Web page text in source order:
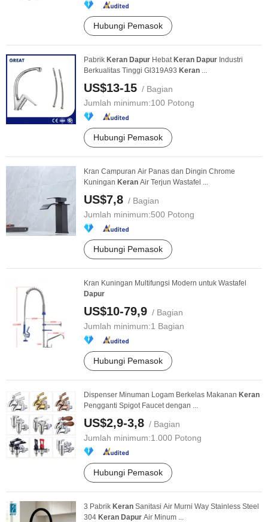
Hubungi Pemasok
Pabrik Keran Dapur Hebat Keran Dapur Industri
Berkualitas Tinggi Gl319A93 Keran ...
US$13-15 / Bagian
Jumlah minimum:100 Potong
Hubungi Pemasok
Kran Campuran Air Panas dan Dingin Chrome
Kuningan Keran Air Terjun Wastafel ...
US$7,8 / Bagian
Jumlah minimum:500 Potong
Hubungi Pemasok
Kran Kuningan Multifungsi Modern untuk Wastafel
Dapur
US$10-79,9 / Bagian
Jumlah minimum:1 Bagian
Hubungi Pemasok
Dispenser Minuman Logam Berkelas Makanan Keran
Pengganti Spigot Faucet dengan ...
US$2,9-3,8 / Bagian
Jumlah minimum:1.000 Potong
Hubungi Pemasok
3 Pabrik Keran Sanitasi Air Murni Way Stainless Steel
304 Keran Dapur Air Minum ...